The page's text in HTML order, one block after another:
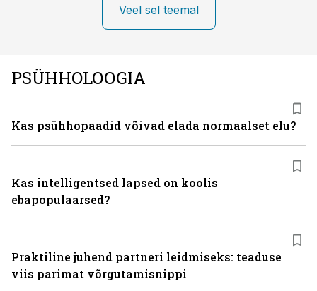
Veel sel teemal
PSÜHHOLOOGIA
Kas psühhopaadid võivad elada normaalset elu?
Kas intelligentsed lapsed on koolis
ebapopulaarsed?
Praktiline juhend partneri leidmiseks: teaduse
viis parimat võrgutamisnippi